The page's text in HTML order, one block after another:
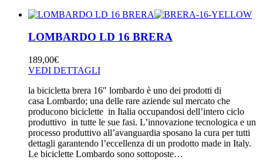
LOMBARDO LD 16 BRERA
189,00€
VEDI DETTAGLI
la bicicletta brera 16″ lombardo è uno dei prodotti di
casa Lombardo; una delle rare aziende sul mercato che
producono biciclette in Italia occupandosi dell’intero ciclo
produttivo in tutte le sue fasi. L’innovazione tecnologica e un
processo produttivo all’avanguardia sposano la cura per tutti
dettagli garantendo l’eccellenza di un prodotto made in Italy.
Le biciclette Lombardo sono sottoposte…